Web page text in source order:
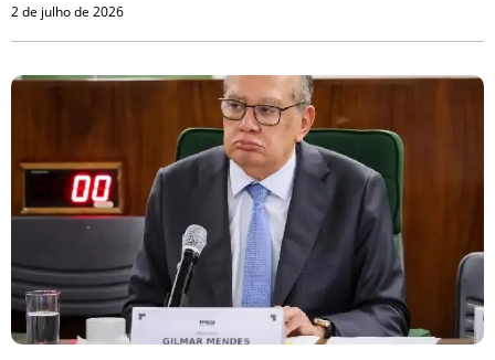
2 de julho de 2026